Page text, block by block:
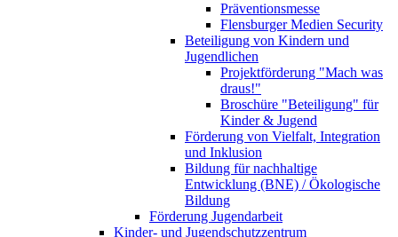
Präventionsmesse
Flensburger Medien Security
Beteiligung von Kindern und
Jugendlichen
Projektförderung "Mach was
draus!"
Broschüre "Beteiligung" für
Kinder & Jugend
Förderung von Vielfalt, Integration
und Inklusion
Bildung für nachhaltige
Entwicklung (BNE) / Ökologische
Bildung
Förderung Jugendarbeit
Kinder- und Jugendschutzzentrum